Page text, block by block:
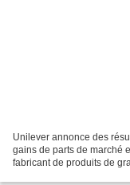
Unilever annonce des
gains de parts de marché
fabricant de produits de